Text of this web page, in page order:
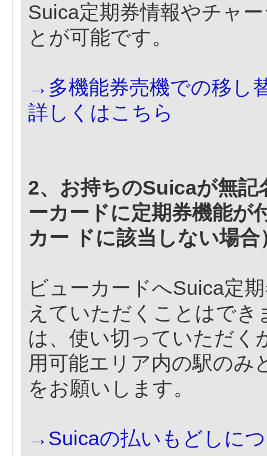
Suica定期券情報やチャ
とが可能です。
→多機能券売機での移し
詳しくはこちら
2、お持ちのSuicaが無
ーカードに定期券機能が
カー ドに該当しない場合
ビューカードへSuica定
えていただくことはでき
は、使い切っていただく
用可能エリア内の駅のみ
をお願いします。
→Suicaの払いもどしに